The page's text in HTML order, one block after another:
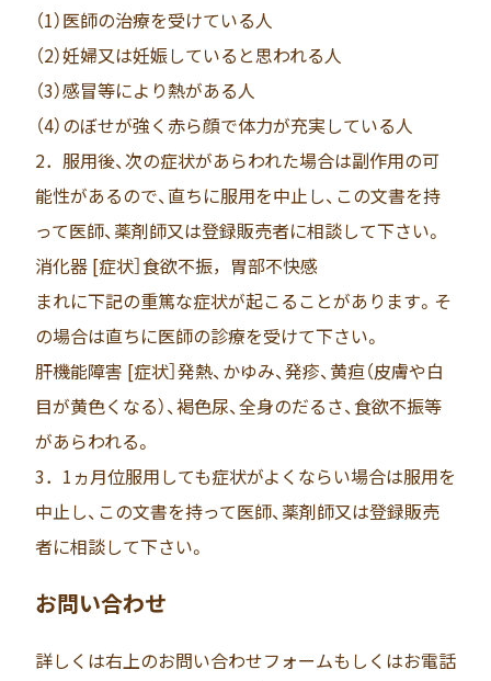
（1）医師の治療を受けている人
（2）妊婦又は妊娠していると思われる人
（3）感冒等により熱がある人
（4）のぼせが強く赤ら顔で体力が充実している人
2．服用後、次の症状があらわれた場合は副作用の可
能性があるので、直ちに服用を中止し、この文書を持
って医師、薬剤師又は登録販売者に相談して下さい。
消化器 [症状］食欲不振，胃部不快感
まれに下記の重篤な症状が起こることがあります。そ
の場合は直ちに医師の診療を受けて下さい。
肝機能障害 [症状］発熱、かゆみ、発疹、黄疸（皮膚や白
目が黄色くなる）、褐色尿、全身のだるさ、食欲不振等
があらわれる。
3．1ヵ月位服用しても症状がよくならい場合は服用を
中止し、この文書を持って医師、薬剤師又は登録販売
者に相談して下さい。
お問い合わせ
詳しくは右上のお問い合わせフォームもしくはお電話